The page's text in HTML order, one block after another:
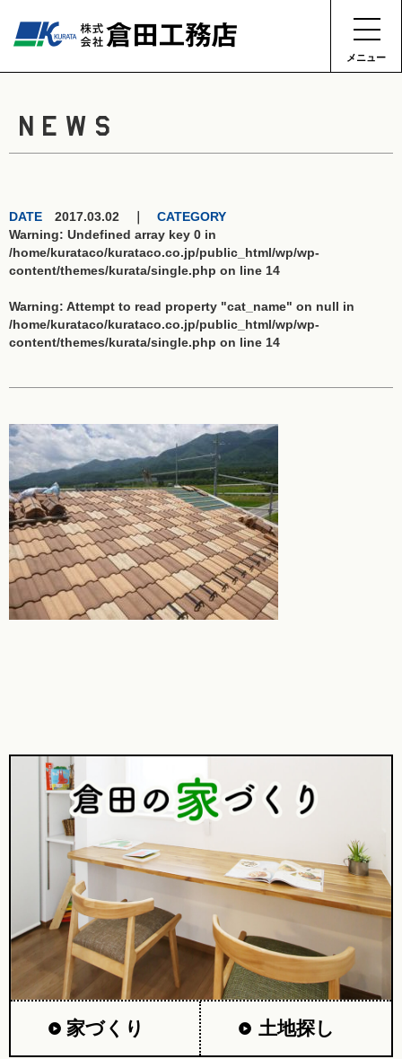
メニュー
NEWS
DATE 2017.03.02 ｜ CATEGORY
Warning: Undefined array key 0 in
/home/kurataco/kurataco.co.jp/public_html/wp/wp-
content/themes/kurata/single.php on line 14
Warning: Attempt to read property "cat_name" on null in
/home/kurataco/kurataco.co.jp/public_html/wp/wp-
content/themes/kurata/single.php on line 14
家づくり 土地探し